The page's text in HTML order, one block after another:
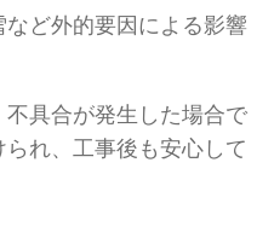
ど外的要因による影響
具合が発生した場合で
れ、工事後も安心して